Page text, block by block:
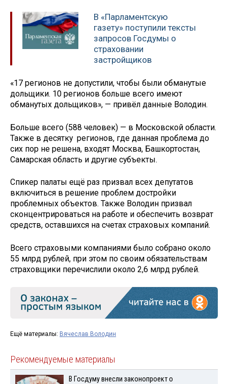
В «Парламентскую
газету» поступили тексты
запросов Госдумы о
страховании
застройщиков
«17 регионов не допустили, чтобы были обманутые
дольщики. 10 регионов больше всего имеют
обманутых дольщиков», — привёл данные Володин.
Больше всего (588 человек) — в Московской области.
Также в десятку регионов, где данная проблема до
сих пор не решена, входят Москва, Башкортостан,
Самарская область и другие субъекты.
Спикер палаты ещё раз призвал всех депутатов
включиться в решение проблем достройки
проблемных объектов. Также Володин призвал
сконцентрироваться на работе и обеспечить возврат
средств, оставшихся на счетах страховых компаний.
Всего страховыми компаниями было собрано около
55 млрд рублей, при этом по своим обязательствам
страховщики перечислили около 2,6 млрд рублей.
Ещё материалы: Вячеслав Володин
Рекомендуемые материалы
В Госдуму внесли законопроект о